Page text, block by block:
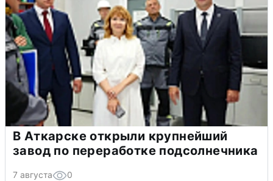
В Аткарске открыли крупнейший
завод по переработке подсолнечника
7 августа 0